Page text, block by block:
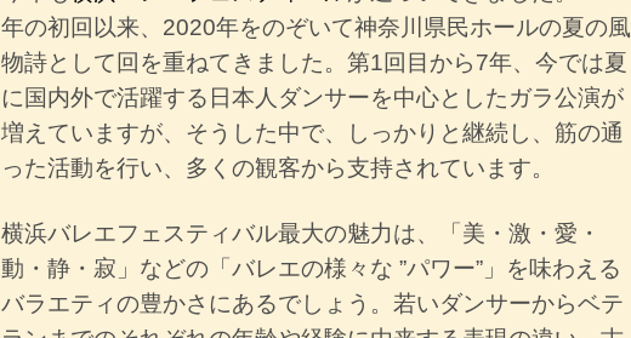
年の初回以来、2020年をのぞいて神奈川県民ホールの夏の風
物詩として回を重ねてきました。第1回目から7年、今では夏
に国内外で活躍する日本人ダンサーを中心としたガラ公演が
増えていますが、そうした中で、しっかりと継続し、筋の通
った活動を行い、多くの観客から支持されています。
横浜バレエフェスティバル最大の魅力は、「美・激・愛・
動・静・寂」などの「バレエの様々な ”パワー”」を味わえる
バラエティの豊かさにあるでしょう。若いダンサーからベテ